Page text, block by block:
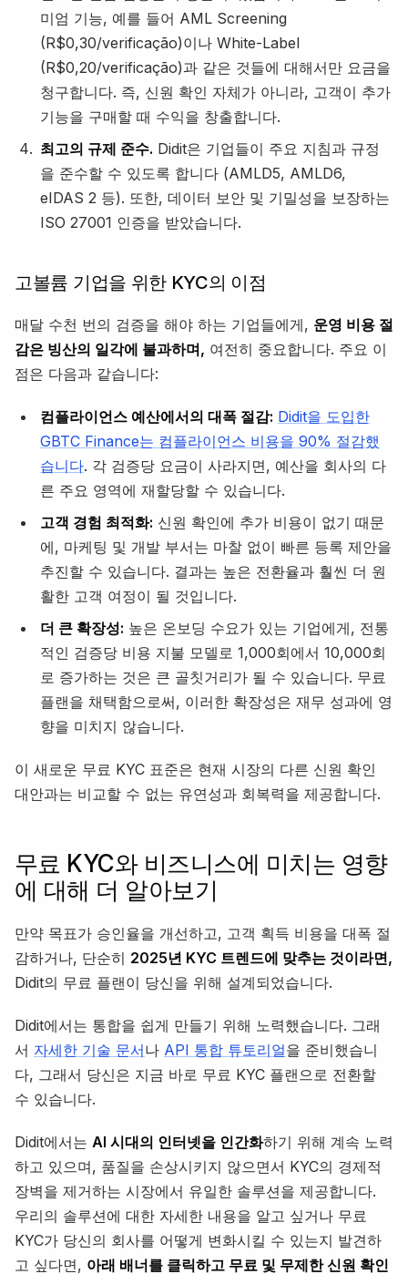
미엄 기능, 예를 들어 AML Screening
(R$0,30/verificação)이나 White-Label
(R$0,20/verificação)과 같은 것들에 대해서만 요금을
청구합니다. 즉, 신원 확인 자체가 아니라, 고객이 추가
기능을 구매할 때 수익을 창출합니다.
최고의 규제 준수. Didit은 기업들이 주요 지침과 규정
을 준수할 수 있도록 합니다 (AMLD5, AMLD6,
eIDAS 2 등). 또한, 데이터 보안 및 기밀성을 보장하는
ISO 27001 인증을 받았습니다.
고볼륨 기업을 위한 KYC의 이점
매달 수천 번의 검증을 해야 하는 기업들에게, 운영 비용 절
감은 빙산의 일각에 불과하며, 여전히 중요합니다. 주요 이
점은 다음과 같습니다:
컴플라이언스 예산에서의 대폭 절감: Didit을 도입한
GBTC Finance는 컴플라이언스 비용을 90% 절감했
습니다. 각 검증당 요금이 사라지면, 예산을 회사의 다
른 주요 영역에 재할당할 수 있습니다.
고객 경험 최적화: 신원 확인에 추가 비용이 없기 때문
에, 마케팅 및 개발 부서는 마찰 없이 빠른 등록 제안을
추진할 수 있습니다. 결과는 높은 전환율과 훨씬 더 원
활한 고객 여정이 될 것입니다.
더 큰 확장성: 높은 온보딩 수요가 있는 기업에게, 전통
적인 검증당 비용 지불 모델로 1,000회에서 10,000회
로 증가하는 것은 큰 골칫거리가 될 수 있습니다. 무료
플랜을 채택함으로써, 이러한 확장성은 재무 성과에 영
향을 미치지 않습니다.
이 새로운 무료 KYC 표준은 현재 시장의 다른 신원 확인
대안과는 비교할 수 없는 유연성과 회복력을 제공합니다.
무료 KYC와 비즈니스에 미치는 영향
에 대해 더 알아보기
만약 목표가 승인율을 개선하고, 고객 획득 비용을 대폭 절
감하거나, 단순히 2025년 KYC 트렌드에 맞추는 것이라면,
Didit의 무료 플랜이 당신을 위해 설계되었습니다.
Didit에서는 통합을 쉽게 만들기 위해 노력했습니다. 그래
서 자세한 기술 문서나 API 통합 튜토리얼을 준비했습니
다, 그래서 당신은 지금 바로 무료 KYC 플랜으로 전환할
수 있습니다.
Didit에서는 AI 시대의 인터넷을 인간화하기 위해 계속 노력
하고 있으며, 품질을 손상시키지 않으면서 KYC의 경제적
장벽을 제거하는 시장에서 유일한 솔루션을 제공합니다.
우리의 솔루션에 대한 자세한 내용을 알고 싶거나 무료
KYC가 당신의 회사를 어떻게 변화시킬 수 있는지 발견하
고 싶다면, 아래 배너를 클릭하고 무료 및 무제한 신원 확인